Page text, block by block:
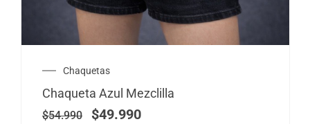
Chaquetas
Chaqueta Azul Mezclilla
$54.990
El
precio
original
era:
$49.990
precio
actual
es: